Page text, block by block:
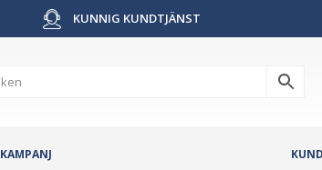
KUNNIG KUNDTJÄNST
KAMPANJ